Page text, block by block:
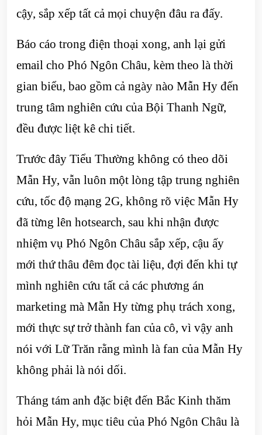
cậy, sắp xếp tất cả mọi chuyện đâu ra đấy.
Báo cáo trong điện thoại xong, anh lại gửi
email cho Phó Ngôn Châu, kèm theo là thời
gian biểu, bao gồm cả ngày nào Mẫn Hy đến
trung tâm nghiên cứu của Bội Thanh Ngữ,
đều được liệt kê chi tiết.
Trước đây Tiểu Thường không có theo dõi
Mẫn Hy, vẫn luôn một lòng tập trung nghiên
cứu, tốc độ mạng 2G, không rõ việc Mẫn Hy
đã từng lên hotsearch, sau khi nhận được
nhiệm vụ Phó Ngôn Châu sắp xếp, cậu ấy
mới thứ thâu đêm đọc tài liệu, đợi đến khi tự
mình nghiên cứu tất cả các phương án
marketing mà Mẫn Hy từng phụ trách xong,
mới thực sự trở thành fan của cô, vì vậy anh
nói với Lữ Trăn rằng mình là fan của Mẫn Hy
không phải là nói dối.
Tháng tám anh đặc biệt đến Bắc Kinh thăm
hỏi Mẫn Hy, mục tiêu của Phó Ngôn Châu là